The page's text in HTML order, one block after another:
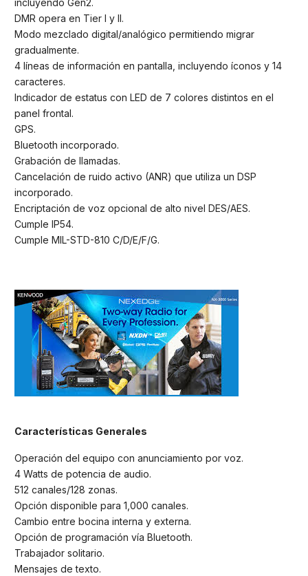
DMR opera en Tier I y II.
Modo mezclado digital/analógico permitiendo migrar
gradualmente.
4 líneas de información en pantalla, incluyendo íconos y 14
caracteres.
Indicador de estatus con LED de 7 colores distintos en el
panel frontal.
GPS.
Bluetooth incorporado.
Grabación de llamadas.
Cancelación de ruido activo (ANR) que utiliza un DSP
incorporado.
Encriptación de voz opcional de alto nivel DES/AES.
Cumple IP54.
Cumple MIL-STD-810 C/D/E/F/G.
Características Generales
Operación del equipo con anunciamiento por voz.
4 Watts de potencia de audio.
512 canales/128 zonas.
Opción disponible para 1,000 canales.
Cambio entre bocina interna y externa.
Opción de programación vía Bluetooth.
Trabajador solitario.
Mensajes de texto.